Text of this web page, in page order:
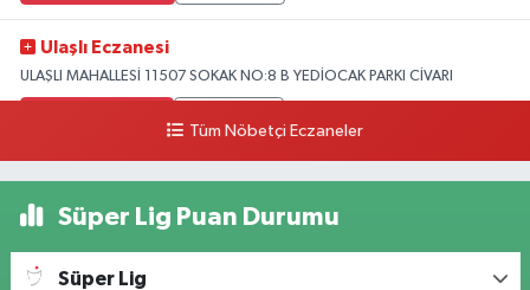
Ulaşlı Eczanesi
ULAŞLI MAHALLESİ 11507 SOKAK NO:8 B YEDİOCAK PARKI CİVARI
Tüm Nöbetçi Eczaneler
Süper Lig Puan Durumu
Süper Lig